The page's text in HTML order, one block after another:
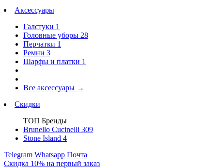
Аксессуары
Галстуки 1
Головные уборы 28
Перчатки 1
Ремни 3
Шарфы и платки 1
Все аксессуары →
Скидки
ТОП Бренды
Brunello Cucinelli 309
Stone Island 4
Telegram Whatsapp Почта
Скидка 10% на первый заказ